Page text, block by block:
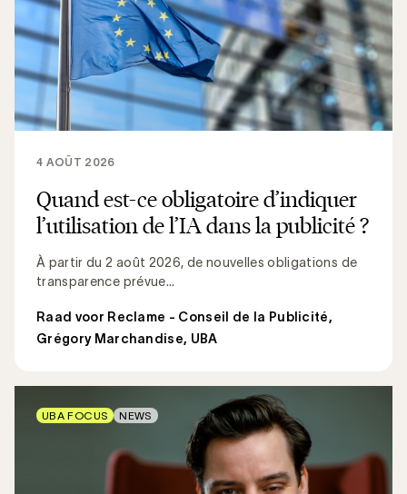
Quand est-ce obligatoire d’indiquer
l’utilisation de l’IA dans la publicité ?
À partir du 2 août 2026, de nouvelles obligations de
transparence prévue...
4 AOÛT 2026
Raad voor Reclame - Conseil de la Publicité,
Grégory Marchandise, UBA
UBA FOCUS NEWS